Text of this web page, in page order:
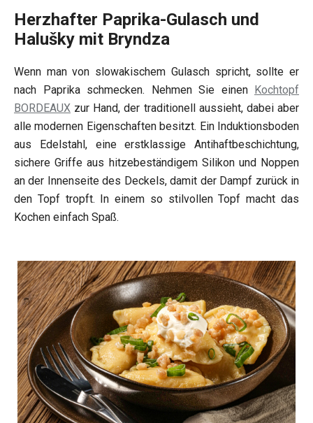
Herzhafter Paprika-Gulasch und
Halušky mit Bryndza
Wenn man von slowakischem Gulasch spricht, sollte er
nach Paprika schmecken. Nehmen Sie einen
Kochtopf
BORDEAUX zur Hand, der traditionell aussieht, dabei aber
alle modernen Eigenschaften besitzt. Ein Induktionsboden
aus Edelstahl, eine erstklassige Antihaftbeschichtung,
sichere Griffe aus hitzebeständigem Silikon und Noppen
an der Innenseite des Deckels, damit der Dampf zurück in
den Topf tropft. In einem so stilvollen Topf macht das
Kochen einfach Spaß.